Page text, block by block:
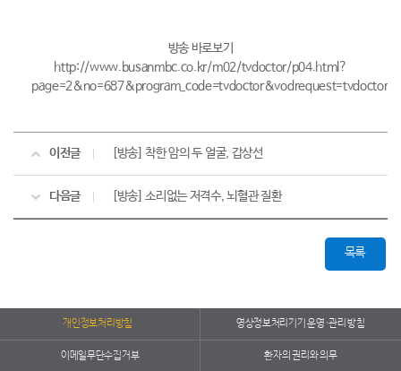
방송 바로보기
http://www.busanmbc.co.kr/m02/tvdoctor/p04.html?
page=2&no=687&program_code=tvdoctor&vodrequest=tvdoctor/
이전글 [방송] 착한 암의 두 얼굴, 갑상선
다음글 [방송] 소리없는 저격수, 뇌혈관 질환
목록
개인정보처리방침 영상정보처리기기 운영·관리 방침
이메일무단수집거부 환자의 권리와 의무